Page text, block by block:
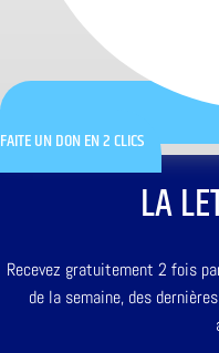
FAITE UN DON EN 2 CLICS
LA
Recevez gratuitement 2 fois
de la semaine, des